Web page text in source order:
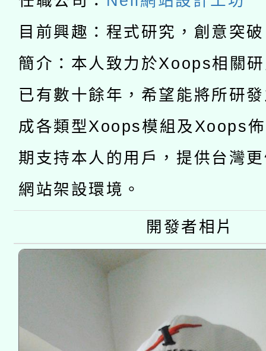
「數位內容與教學軟體
pilot」
有關大陸委員會函釋公
薪期間赴陸應申請許可
轉知經濟部水利署委託
業技術研究院辦理「
用水績優單位及節水達
動」
115年8月22日(星期六
桃園市孔廟祈福系列
開 智慧啟航」
2026年桃園地景藝術
目前興趣：程式研究，創意突
簡介：本人致力於Xoops相關
已有數十餘年，希望能將所研
成各類型Xoops模組及Xoops
期支持本人的用戶，提供台灣
網站架設環境。
開發者相片